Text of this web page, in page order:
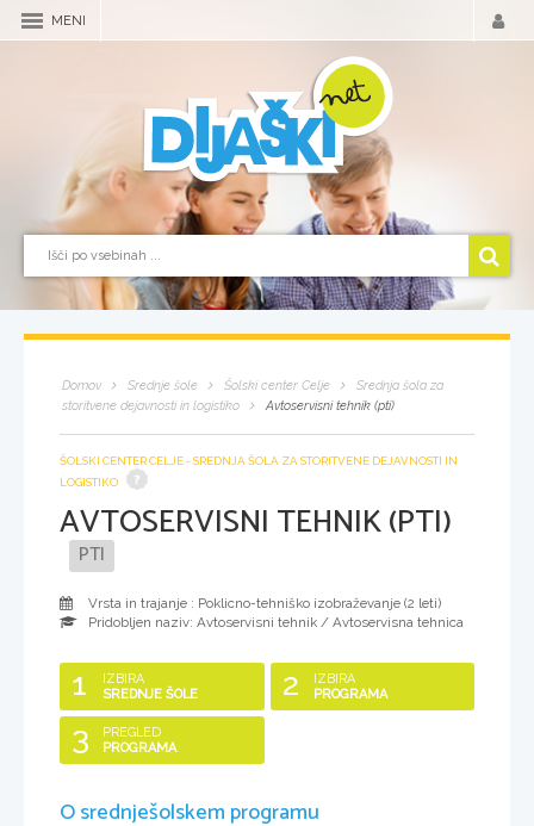
MENI
Domov Srednje šole Šolski center Celje
Srednja šola za
storitvene dejavnosti in logistiko
Avtoservisni tehnik (pti)
ŠOLSKI CENTER CELJE - SREDNJA ŠOLA ZA STORITVENE DEJAVNOSTI IN
LOGISTIKO
AVTOSERVISNI TEHNIK (PTI)
PTI
Vrsta in trajanje : Poklicno-tehniško izobraževanje (2 leti)
Pridobljen naziv: Avtoservisni tehnik / Avtoservisna tehnica
1
IZBIRA
SREDNJE ŠOLE
2
IZBIRA
PROGRAMA
3
PREGLED
PROGRAMA
O srednješolskem programu